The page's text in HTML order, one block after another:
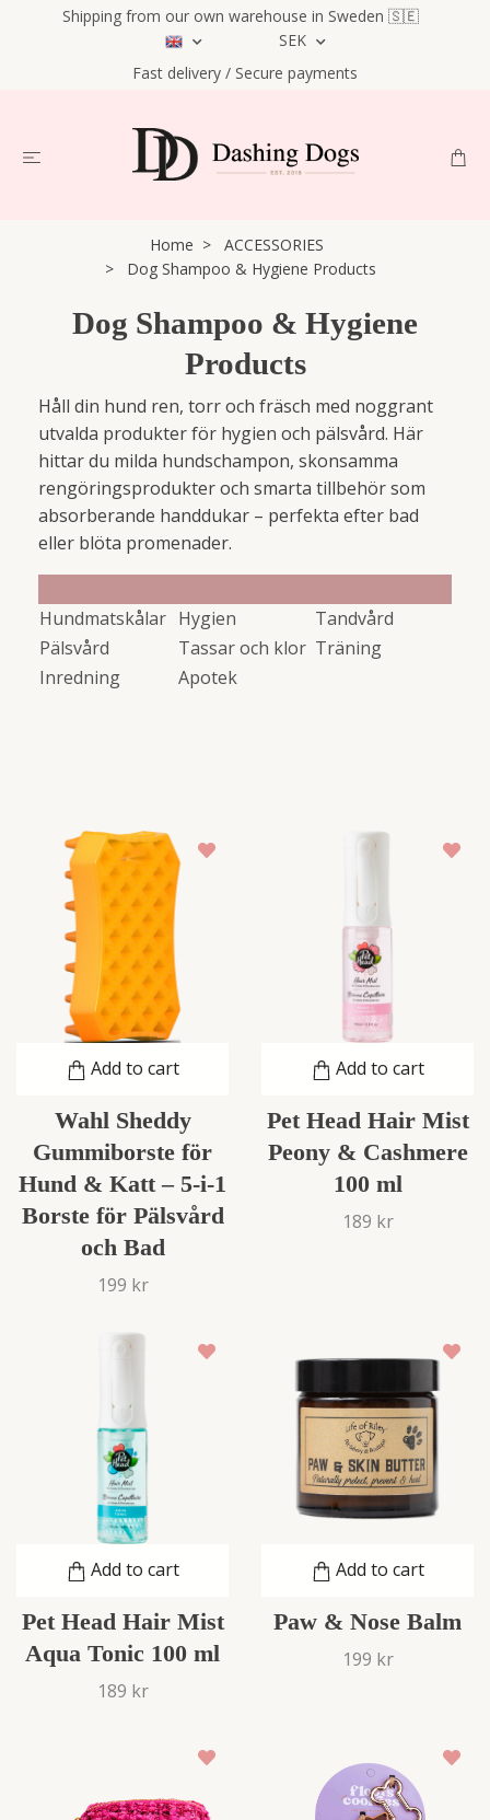
Shipping from our own warehouse in Sweden 🇸🇪
SEK
Fast delivery / Secure payments
Home
ACCESSORIES
Dog Shampoo & Hygiene Products
Dog Shampoo & Hygiene
Products
Håll din hund ren, torr och fräsch med noggrant
utvalda produkter för hygien och pälsvård. Här
hittar du milda hundschampon, skonsamma
rengöringsprodukter och smarta tillbehör som
absorberande handdukar – perfekta efter bad
eller blöta promenader.
Hundmatskålar Hygien
Tandvård
Pälsvård
Tassar och klor Träning
Inredning
Apotek
Add to cart
Wahl Sheddy
Gummiborste för
Hund & Katt – 5-i-1
Borste för Pälsvård
och Bad
199 kr
Add to cart
Pet Head Hair Mist
Peony & Cashmere
100 ml
189 kr
Add to cart
Pet Head Hair Mist
Aqua Tonic 100 ml
189 kr
Add to cart
Paw & Nose Balm
199 kr